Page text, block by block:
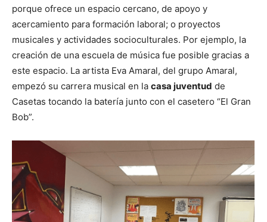
porque ofrece un espacio cercano, de apoyo y
acercamiento para formación laboral; o proyectos
musicales y actividades socioculturales. Por ejemplo, la
creación de una escuela de música fue posible gracias a
este espacio. La artista Eva Amaral, del grupo Amaral,
empezó su carrera musical en la casa juventud de
Casetas tocando la batería junto con el casetero “El Gran
Bob”.